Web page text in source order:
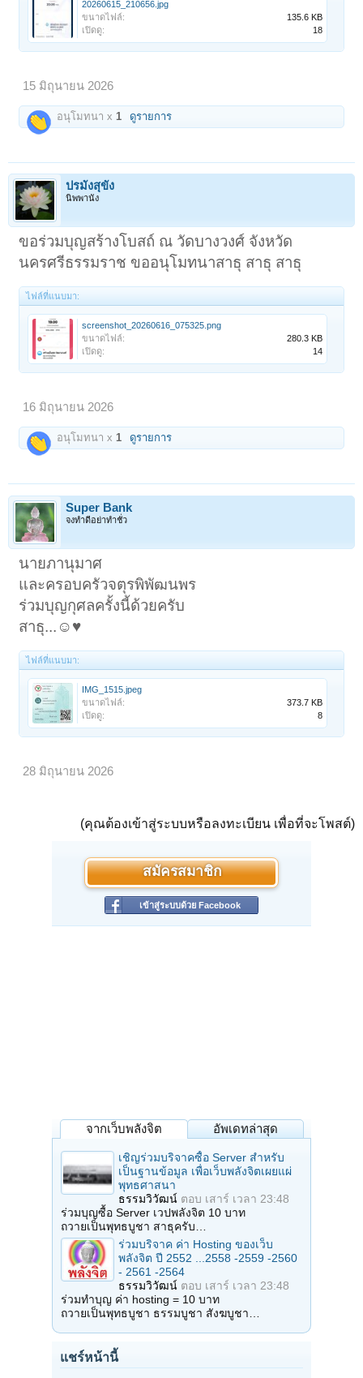
20260615_210656.jpg
ขนาดไฟล์:
135.6 KB
เปิดดู:
18
15 มิถุนายน 2026
อนุโมทนา x 1 ดูรายการ
ปรมังสุขัง
นิพพานัง
ขอร่วมบุญสร้างโบสถ์ ณ วัดบางวงศ์ จังหวัด
นครศรีธรรมราช ขออนุโมทนาสาธุ สาธุ สาธุ
ไฟล์ที่แนบมา:
screenshot_20260616_075325.png
ขนาดไฟล์:
280.3 KB
เปิดดู:
14
16 มิถุนายน 2026
อนุโมทนา x1 ดูรายการ
Super Bank
จงทำดีอย่าทำชั่ว
นายภานุมาศ
และครอบครัวจตุรพิพัฒนพร
ร่วมบุญกุศลครั้งนี้ด้วยครับ
สาธุ...☺️♥️
ไฟล์ที่แนบมา:
IMG_1515.jpeg
ขนาดไฟล์:
373.7 KB
เปิดดู:
8
28 มิถุนายน 2026
(คุณต้องเข้าสู่ระบบหรือลงทะเบียน เพื่อที่จะโพสต์)
สมัครสมาชิก
เข้าสู่ระบบด้วย Facebook
จากเว็บพลังจิต อัพเดทล่าสุด
เชิญร่วมบริจาคซื้อ Server สำหรับ
เป็นฐานข้อมูล เพื่อเว็บพลังจิตเผยแผ่
พุทธศาสนา
ธรรมวิวัฒน์ ตอบ เสาร์ เวลา 23:48
ร่วมบุญซื้อ Server เวปพลังจิต 10 บาท
ถวายเป็นพุทธบูชา สาธุครับ…
ร่วมบริจาค ค่า Hosting ของเว็บ
พลังจิต ปี 2552 ...2558 -2559 -2560
- 2561 -2564
ธรรมวิวัฒน์ ตอบ เสาร์ เวลา 23:48
ร่วมทำบุญ ค่า hosting = 10 บาท
ถวายเป็นพุทธบูชา ธรรมบูชา สังฆบูชา…
แชร์หน้านี้